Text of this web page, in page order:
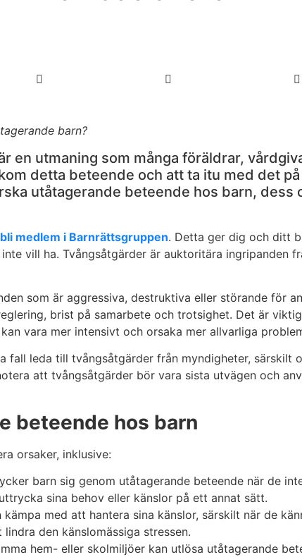
barn?
en utmaning som många föräldrar,
detta beteende och att ta itu med det
utåtagerande beteende hos barn, dess
bli medlem i Barnrättsgruppen. Detta ger dig och ditt
vill ha. Tvångsåtgärder är auktoritära ingripanden
som är aggressiva, destruktiva eller störande för
brist på samarbete och trotsighet. Det är
vara mer intensivt och orsaka mer allvarliga
fall leda till tvångsåtgärder från myndigheter,
att tvångsåtgärder bör vara sista utvägen och
beteende hos barn
orsaker, inklusive:
barn sig genom utåtagerande beteende när de
sina behov eller känslor på ett annat sätt.
kämpa med att hantera sina känslor, särskilt när de
den känslomässiga stressen.
hem- eller skolmiljöer kan utlösa utåtagerande